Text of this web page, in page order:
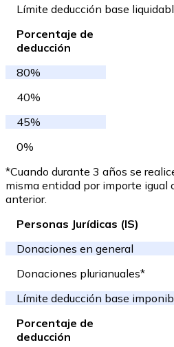
Límite deducción base
Porcentaje de
deducción
80%
40%
45%
0%
*Cuando durante 3 años se
misma entidad por importe igual
anterior.
Personas Jurídicas (IS)
Donaciones en general
Donaciones plurianuales*
Límite deducción base
Porcentaje de
deducción